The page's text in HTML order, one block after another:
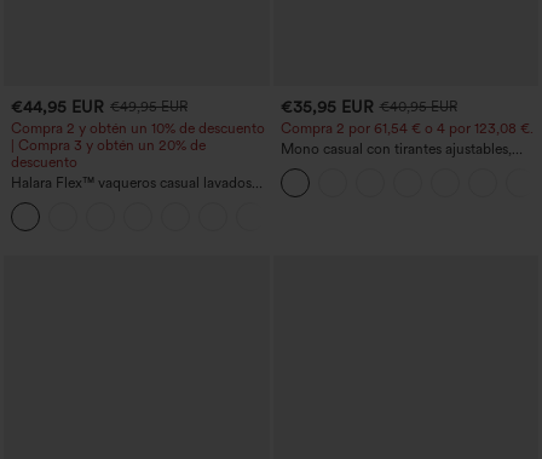
€44,95 EUR €49,95 EUR
Compra 2 y obtén un 10% de descuento
| Compra 3 y obtén un 20% de
descuento
Halara Flex™ vaqueros casual lavados
asimétricos de tiro bajo con bolsillos
con cremallera, corte baggy y pierna
ancha
€35,95 EUR €40,95 EUR
Compra 2 por 61,54 € o 4 por 123,08 €.
Mono casual con tirantes ajustables,
fruncidos, pierna ancha, tejido jaspeado
y bolsillos - Easy Peezy